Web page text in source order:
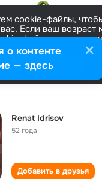
cookie-файлы,
Если ваш возраст
файлы должен
Больше
Настроить
Renat Idrisov
52 года
Добавить в друзья
контенте
— здесь